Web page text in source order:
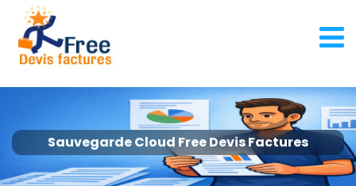
Sauvegarde Cloud Free Devis Factures